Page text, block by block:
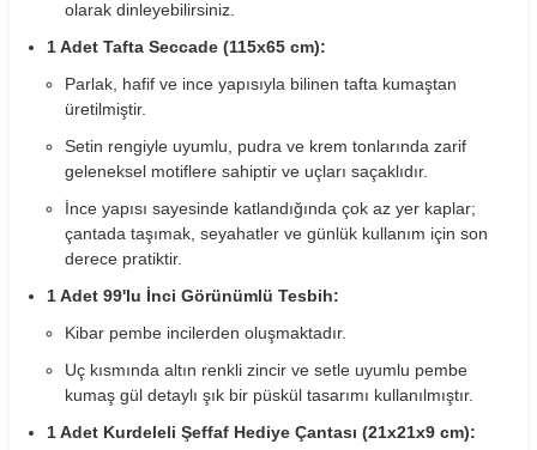
olarak dinleyebilirsiniz.
1 Adet Tafta Seccade (115x65 cm):
Parlak, hafif ve ince yapısıyla bilinen tafta kumaştan
üretilmiştir.
Setin rengiyle uyumlu, pudra ve krem tonlarında zarif
geleneksel motiflere sahiptir ve uçları saçaklıdır.
İnce yapısı sayesinde katlandığında çok az yer kaplar;
çantada taşımak, seyahatler ve günlük kullanım için son
derece pratiktir.
1 Adet 99'lu İnci Görünümlü Tesbih:
Kibar pembe incilerden oluşmaktadır.
Uç kısmında altın renkli zincir ve setle uyumlu pembe
kumaş gül detaylı şık bir püskül tasarımı kullanılmıştır.
1 Adet Kurdeleli Şeffaf Hediye Çantası (21x21x9 cm):